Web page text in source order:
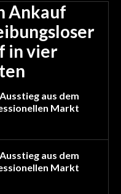
Ankauf
in vier
aus dem
Markt
aus dem
Markt